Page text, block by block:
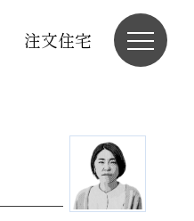
注文住宅